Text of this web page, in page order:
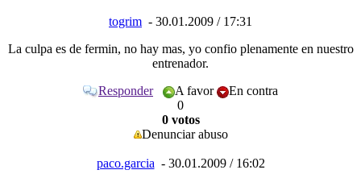
togrim - 30.01.2009 / 17:31
La culpa es de fermin, no hay mas, yo confio plenamente en nuestro
entrenador.
Responder
A favor
En contra
0
0 votos
Denunciar abuso
paco.garcia - 30.01.2009 / 16:02